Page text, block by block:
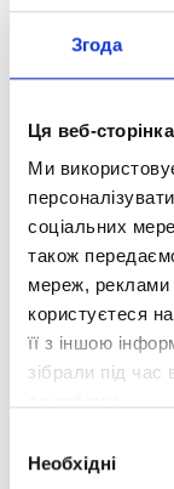
Згода
Ця веб-
Ми
соціальних
також
мереж, реклами
користуєтеся
її з іншою
зібрали під час
згоди
Необхідні